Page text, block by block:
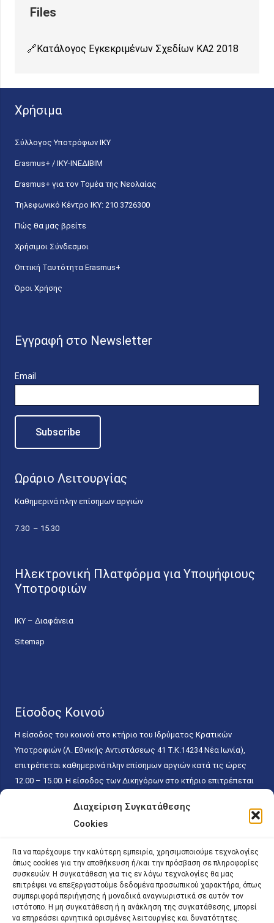
Διαχείριση Συγκατάθεσης
Cookies
Για να παρέχουμε την καλύτερη εμπειρία, χρησιμοποιούμε τεχνολογίες
όπως cookies για την αποθήκευση ή/και την πρόσβαση σε πληροφορίες
συσκευών. Η συγκατάθεση για τις εν λόγω τεχνολογίες θα μας
επιτρέψει να επεξεργαστούμε δεδομένα προσωπικού χαρακτήρα, όπως
συμπεριφορά περιήγησης ή μοναδικά αναγνωριστικά σε αυτόν τον
ιστότοπο. Η μη συγκατάθεση ή η ανάκληση της συγκατάθεσης, μπορεί
να επηρεάσει αρνητικά ορισμένες λειτουργίες και δυνατότητες.
Κατάλογος Εγκεκριμένων Σχεδίων ΚΑ2 2018
Χρήσιμα
Σύλλογος Υποτρόφων ΙΚΥ
Erasmus+ / ΙΚΥ-ΙΝΕΔΙΒΙΜ
Erasmus+ για τον Τομέα της Νεολαίας
Τηλεφωνικό Κέντρο IKY: 210 3726300
Πώς θα μας βρείτε
Χρήσιμοι Σύνδεσμοι
Οπτική Ταυτότητα Erasmus+
Όροι Χρήσης
Εγγραφή στο Newsletter
Email
Ωράριο Λειτουργίας
Καθημερινά πλην επίσημων αργιών
7.30 – 15.30
Ηλεκτρονική Πλατφόρμα για Υποψήφιους
Υποτροφιών
ΙΚΥ – Διαφάνεια
Sitemap
Είσοδος Κοινού
Η είσοδος του κοινού στο κτήριο του Ιδρύματος Κρατικών
Υποτροφιών (Λ. Εθνικής Αντιστάσεως 41 T.K.14234 Νέα Ιωνία),
επιτρέπεται καθημερινά πλην επίσημων αργιών κατά τις ώρες
12.00 – 15.00. Η είσοδος των Δικηγόρων στο κτήριο επιτρέπεται
κάθε εργάσιμη ημέρα και ώρα χωρίς κανέναν χρονικό ή άλλο
περιορισμό. Η είσοδος του κοινού ειδικά στο γραφείο του
15.00. Η εξυπηρέτηση του κοινού πραγματοποιείται βάσει των
παγίων ισχυουσών διατάξεων. Για την αποφυγή συνωστισμού
εντός του εσωτερικού χώρου εξυπηρέτησης και αναμονής του
κοινού, η εξυπηρέτησή του δύναται να πραγματοποιείται κατόπιν
προγραμματισμένου ραντεβού.